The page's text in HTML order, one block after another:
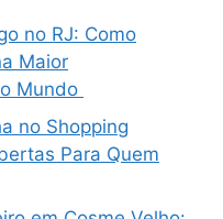
no RJ: Como
Maior
Mundo
no Shopping
Para Quem